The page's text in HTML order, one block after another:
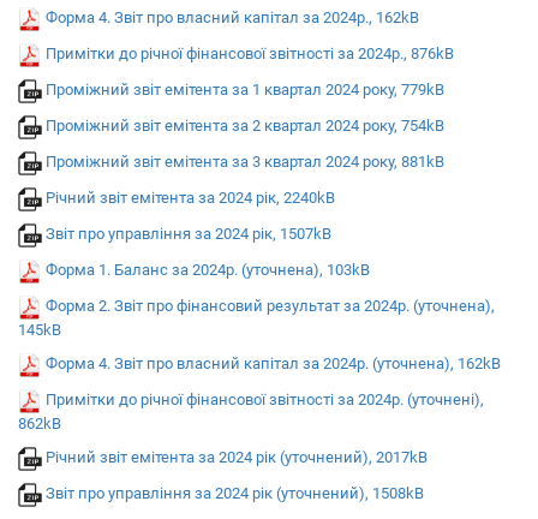
Форма 4. Звіт про власний капітал за 2024р., 162kB
Примітки до рiчної фiнансової звiтностi за 2024р., 876kB
Проміжний звіт емітента за 1 квартал 2024 року, 779kB
Проміжний звіт емітента за 2 квартал 2024 року, 754kB
Проміжний звіт емітента за 3 квартал 2024 року, 881kB
Річний звіт емітента за 2024 рік, 2240kB
Звіт про управління за 2024 рік, 1507kB
Форма 1. Баланс за 2024р. (уточнена), 103kB
Форма 2. Звіт про фінансовий результат за 2024р. (уточнена),
145kB
Форма 4. Звіт про власний капітал за 2024р. (уточнена), 162kB
Примітки до рiчної фiнансової звiтностi за 2024р. (уточнені),
862kB
Річний звіт емітента за 2024 рік (уточнений), 2017kB
Звіт про управління за 2024 рік (уточнений), 1508kB